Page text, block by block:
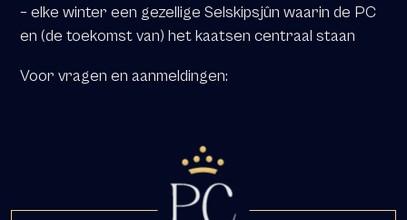
– elke winter een gezellige Selskipsjûn waarin de PC
en (de toekomst van) het kaatsen centraal staan
Voor vragen en aanmeldingen: